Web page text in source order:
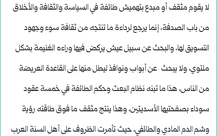
لا يقوم مثقف أو مبدع بتهميش طائفة في السياسة والثقافة والأخلاق
من باب الصدفة، إنما يرجع لرداءة ما تنتجه من ثقافة سوء وجهود
التسويق لها، والبحث عن سبيل عيش يركض فيها وراءه الغنيمة بشكل
ملتوي، ولا يبحث عن أبواب ونوافذ ليطل منها على القاعدة العريضة
من الناس، هذا ما تبنه نظام البعث وحكم الطائفة في خمسة عقود
سوداء بصفحتيها الأسديتين، وهذا ينتج مثقف ما فوق طاقته رؤية
وشم الدم المادي والطائفي، حيث تأمرت الظروف على أهل السنة العرب